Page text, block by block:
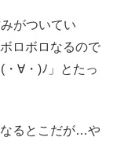
がついてい
ロボロなるので
∀・)ﾉ」とたっ
なるとこだが…や